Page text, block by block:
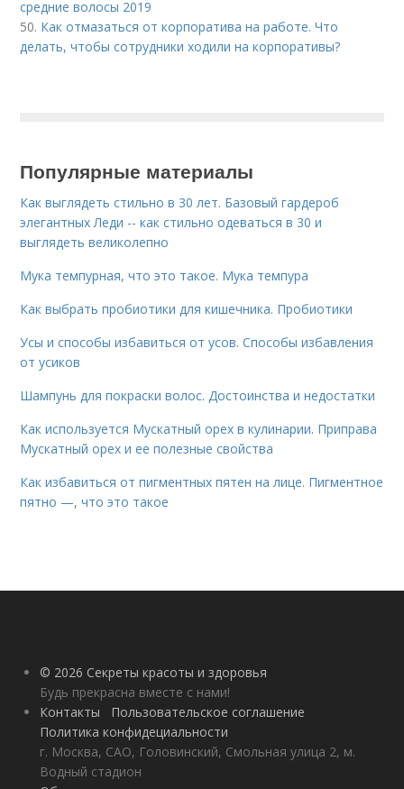
средние волосы 2019
50. Как отмазаться от корпоратива на работе. Что
делать, чтобы сотрудники ходили на корпоративы?
Популярные материалы
Как выглядеть стильно в 30 лет. Базовый гардероб
элегантных Леди -- как стильно одеваться в 30 и
выглядеть великолепно
Мука темпурная, что это такое. Мука темпура
Как выбрать пробиотики для кишечника. Пробиотики
Усы и способы избавиться от усов. Способы избавления
от усиков
Шампунь для покраски волос. Достоинства и недостатки
Как используется Мускатный орех в кулинарии. Приправа
Мускатный орех и ее полезные свойства
Как избавиться от пигментных пятен на лице. Пигментное
пятно —, что это такое
© 2026 Секреты красоты и здоровья
Будь прекрасна вместе с нами!
Контакты
Пользовательское соглашение
Политика конфидециальности
г. Москва, САО, Головинский, Смольная улица 2, м.
Водный стадион